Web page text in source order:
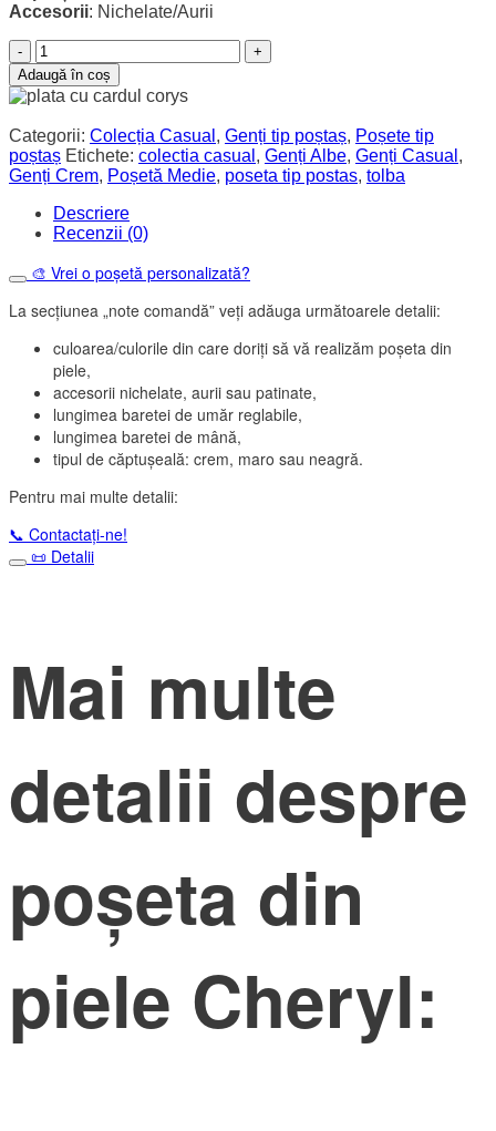
Accesorii: Nichelate/Aurii
Cantitate
Poșetă
Cheryl
-
Cream,
White
Adaugă în coș
Categorii: Colecția Casual , Genți tip poștaș, Poșete tip
poștaș Etichete: colectia casual , Genți Albe, Genți Casual ,
Genți Crem, Poșetă Medie, poseta tip postas, tolba
Descriere
Recenzii (0)
🎨 Vrei o poșetă personalizată?
La secțiunea „note comandă” veți adăuga următoarele detalii:
culoarea/culorile din care doriți să vă realizăm poșeta din
piele,
accesorii nichelate, aurii sau patinate,
lungimea baretei de umăr reglabile,
lungimea baretei de mână,
tipul de căptușeală: crem, maro sau neagră.
Pentru mai multe detalii:
📞 Contactați-ne!
📜 Detalii
Mai multe
detalii despre
poșeta din
piele Cheryl: